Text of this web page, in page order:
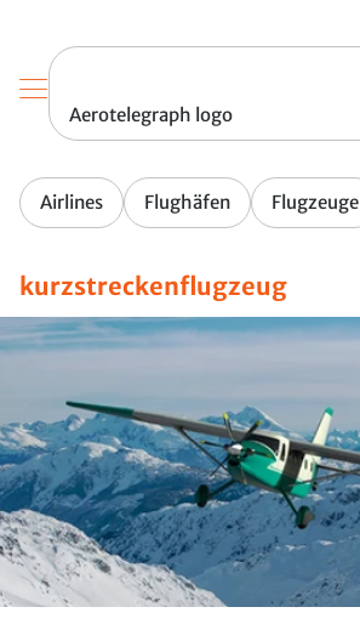
Aerotelegraph logo
Airlines Flughäfen Flugzeuge
kurzstreckenflugzeug